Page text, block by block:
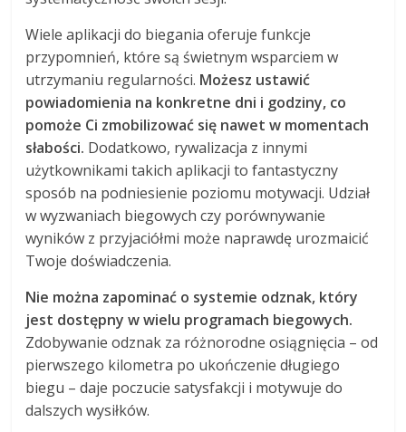
Wiele aplikacji do biegania oferuje funkcje
przypomnień, które są świetnym wsparciem w
utrzymaniu regularności. Możesz ustawić
powiadomienia na konkretne dni i godziny, co
pomoże Ci zmobilizować się nawet w momentach
słabości. Dodatkowo, rywalizacja z innymi
użytkownikami takich aplikacji to fantastyczny
sposób na podniesienie poziomu motywacji. Udział
w wyzwaniach biegowych czy porównywanie
wyników z przyjaciółmi może naprawdę urozmaicić
Twoje doświadczenia.
Nie można zapominać o systemie odznak, który
jest dostępny w wielu programach biegowych.
Zdobywanie odznak za różnorodne osiągnięcia – od
pierwszego kilometra po ukończenie długiego
biegu – daje poczucie satysfakcji i motywuje do
dalszych wysiłków.